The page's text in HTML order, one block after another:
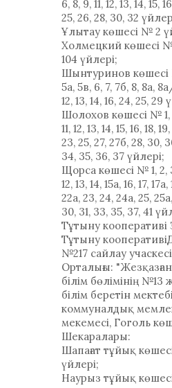
6, 8, 9, 11, 12, 13, 14, 15,
25, 26, 28, 30, 32
Ұлытау көшесі № 2
Холмецкий көшесі №
104 үйлері;
Шынтуринов көшесі
5а, 5в, 6, 7, 7б, 8, 8а,
12, 13, 14, 16, 24, 25, 29
Шолохов көшесі № 1,
11, 12, 13, 14, 15, 16, 18,
23, 25, 27, 27б, 28, 30,
34, 35, 36, 37 үйлері;
Щорса көшесі № 1, 2,
12, 13, 14, 15а, 16, 17,
22а, 23, 24, 24а, 25,
30, 31, 33, 35, 37, 41
Тұтыну кооперативі
Тұтыну
№217 сайлау учаскесі
Орталығы:
білім бөлімінің
білім беретін
коммуналдық
мекемесі, Гоголь
Шекаралары:
Шапағат тұйық
үйлері;
Наурыз тұйық